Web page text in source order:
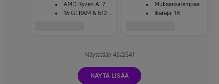
AMD Ryzen AI 7 445
16 Gt RAM & 512 Gt SSD
Mukaansatempaava tarina
Ikäraja: 18
Näytetään 48/2541
NÄYTÄ LISÄÄ